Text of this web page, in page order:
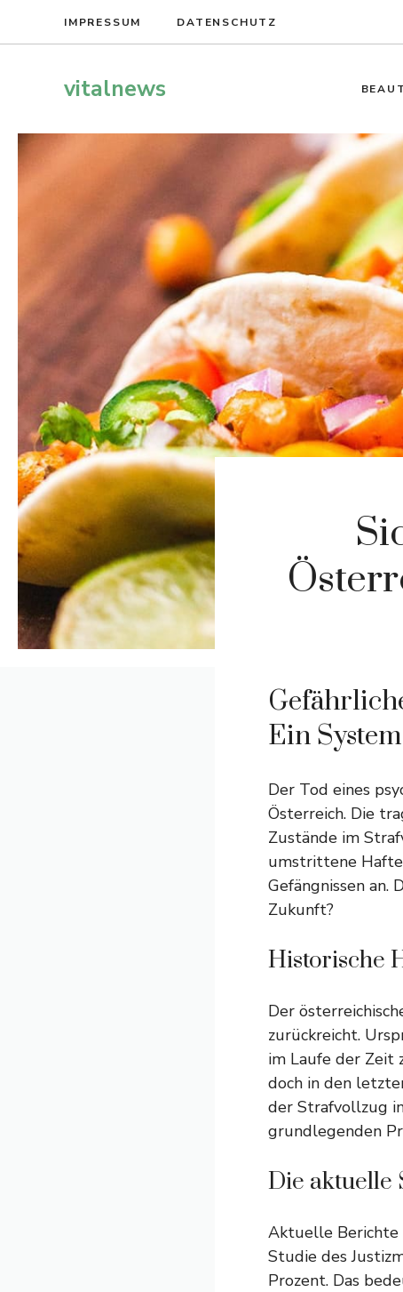
IMPRESSUM DATENSCHUTZ
vitalnews
Ein
Der Tod eines
Österreich. Die
Zustände im
umstrittene
Gefängnissen an.
Zukunft?
Historische
Der
zurückreicht.
im Laufe der Zeit
doch in den
der Strafvollzug
grundlegenden
Die aktuelle
Aktuelle Berichte
Studie des
Prozent. Das